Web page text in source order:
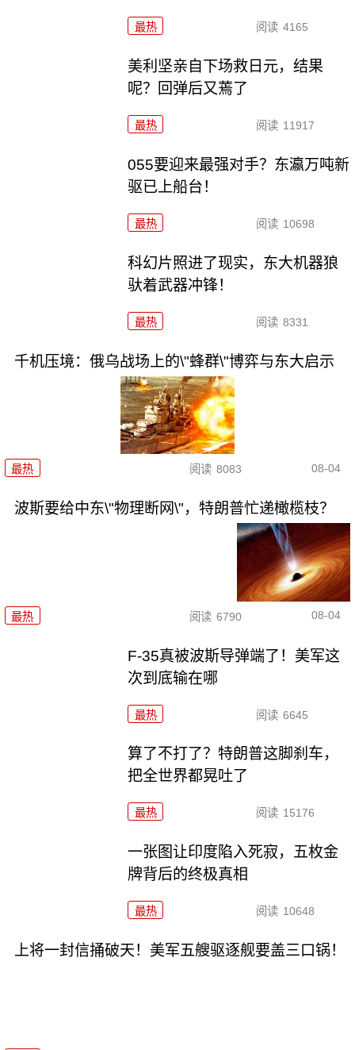
最热 阅读 4165
美利坚亲自下场救日元，结果
呢？回弹后又蔫了
最热 阅读 11917
055要迎来最强对手？东瀛万吨新
驱已上船台！
最热 阅读 10698
科幻片照进了现实，东大机器狼
驮着武器冲锋！
最热 阅读 8331
千机压境：俄乌战场上的\"蜂群\"博弈与东大启示
最热 阅读 8083 08-04
波斯要给中东\"物理断网\"，特朗普忙递橄榄枝？
最热 阅读 6790 08-04
F-35真被波斯导弹端了！美军这
次到底输在哪
最热 阅读 6645
算了不打了？特朗普这脚刹车，
把全世界都晃吐了
最热 阅读 15176
一张图让印度陷入死寂，五枚金
牌背后的终极真相
最热 阅读 10648
上将一封信捅破天！美军五艘驱逐舰要盖三口锅！